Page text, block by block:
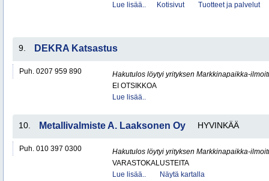
Lue lisää..
Kotisivut Tuotteet ja palvelut
9. DEKRA Katsastus
Puh. 0207 959 890
Hakutulos löytyi yrityksen Markkinapaikka-
EI OTSIKKOA
Lue lisää..
10. Metallivalmiste A. Laaksonen Oy HYVINKÄÄ
Puh. 010 397 0300
Hakutulos löytyi yrityksen Markkinapaikka-
VARASTOKALUSTEITA
Lue lisää..
Näytä kartalla